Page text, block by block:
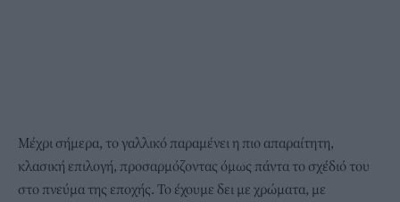
Μέχρι σήμερα, το γαλλικό παραμένει η πιο απαραίτητη,
κλασική επιλογή, προσαρμόζοντας όμως πάντα το σχέδιό του
στο πνεύμα της εποχής. Το έχουμε δει με χρώματα, με